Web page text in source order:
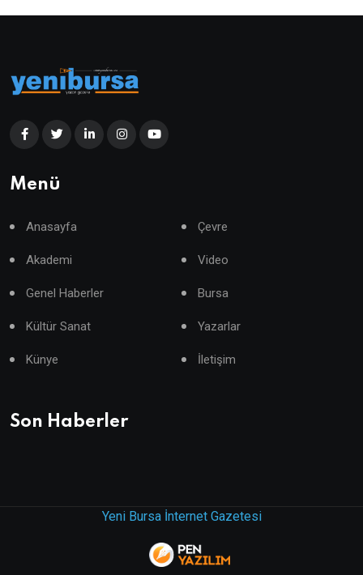
Menü
Anasayfa Çevre
Akademi Video
Genel Haberler Bursa
Kültür Sanat Yazarlar
Künye İletişim
Son Haberler
Yeni Bursa İnternet Gazetesi